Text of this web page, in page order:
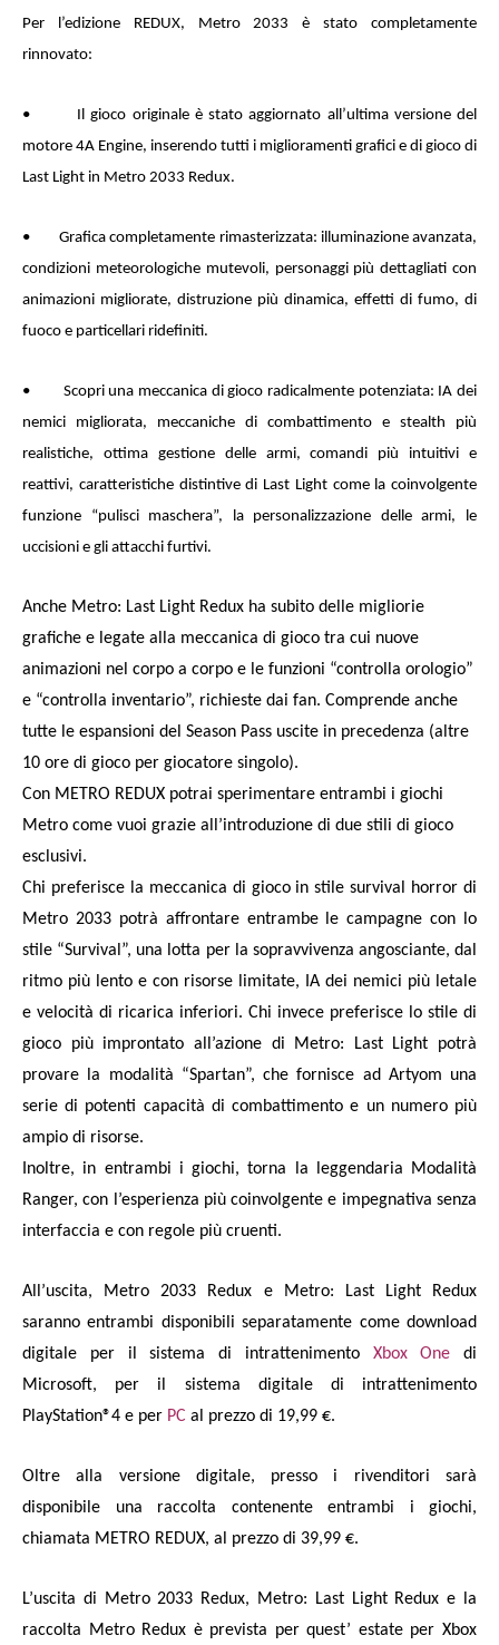
Per l’edizione REDUX, Metro 2033 è stato completamente
rinnovato:
• Il gioco originale è stato aggiornato all’ultima versione del
motore 4A Engine, inserendo tutti i miglioramenti grafici e di gioco di
Last Light in Metro 2033 Redux.
• Grafica completamente rimasterizzata: illuminazione avanzata,
condizioni meteorologiche mutevoli, personaggi più dettagliati con
animazioni migliorate, distruzione più dinamica, effetti di fumo, di
fuoco e particellari ridefiniti.
• Scopri una meccanica di gioco radicalmente potenziata: IA dei
nemici migliorata, meccaniche di combattimento e stealth più
realistiche, ottima gestione delle armi, comandi più intuitivi e
reattivi, caratteristiche distintive di Last Light come la coinvolgente
funzione “pulisci maschera”, la personalizzazione delle armi, le
uccisioni e gli attacchi furtivi.
Anche Metro: Last Light Redux ha subito delle migliorie
grafiche e legate alla meccanica di gioco tra cui nuove
animazioni nel corpo a corpo e le funzioni “controlla orologio”
e “controlla inventario”, richieste dai fan. Comprende anche
tutte le espansioni del Season Pass uscite in precedenza (altre
10 ore di gioco per giocatore singolo).
Con METRO REDUX potrai sperimentare entrambi i giochi
Metro come vuoi grazie all’introduzione di due stili di gioco
esclusivi.
Chi preferisce la meccanica di gioco in stile survival horror di
Metro 2033 potrà affrontare entrambe le campagne con lo
stile “Survival”, una lotta per la sopravvivenza angosciante, dal
ritmo più lento e con risorse limitate, IA dei nemici più letale
e velocità di ricarica inferiori. Chi invece preferisce lo stile di
gioco più improntato all’azione di Metro: Last Light potrà
provare la modalità “Spartan”, che fornisce ad Artyom una
serie di potenti capacità di combattimento e un numero più
ampio di risorse.
Inoltre, in entrambi i giochi, torna la leggendaria Modalità
Ranger, con l’esperienza più coinvolgente e impegnativa senza
interfaccia e con regole più cruenti.
All’uscita, Metro 2033 Redux e Metro: Last Light Redux
saranno entrambi disponibili separatamente come download
digitale per il sistema di intrattenimento Xbox One di
Microsoft, per il sistema digitale di intrattenimento
PlayStation®4 e per PC al prezzo di 19,99 €.
Oltre alla versione digitale, presso i rivenditori sarà
disponibile una raccolta contenente entrambi i giochi,
chiamata METRO REDUX, al prezzo di 39,99 €.
L’uscita di Metro 2033 Redux, Metro: Last Light Redux e la
raccolta Metro Redux è prevista per quest’ estate per Xbox